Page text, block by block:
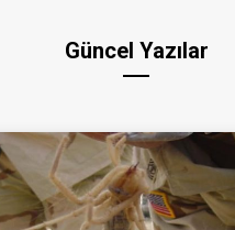
Güncel Yazılar